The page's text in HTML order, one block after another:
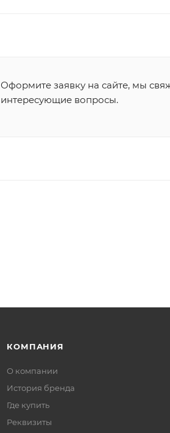
Оформите заявку на сайте, мы
интересующие вопросы.
КОМПАНИЯ
О компании
История бренда
Где купить
Реквизиты